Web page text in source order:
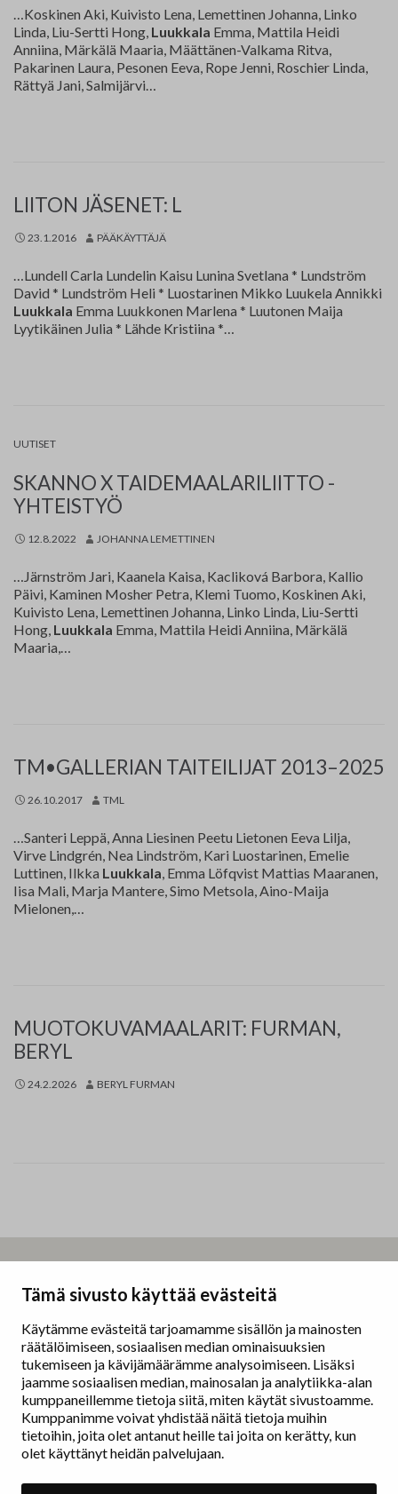
Tämä sivusto käyttää evästeitä
Käytämme evästeitä tarjoamamme sisällön ja mainosten
räätälöimiseen, sosiaalisen median ominaisuuksien
tukemiseen ja kävijämäärämme analysoimiseen. Lisäksi
jaamme sosiaalisen median, mainosalan ja analytiikka-alan
kumppaneillemme tietoja siitä, miten käytät sivustoamme.
Kumppanimme voivat yhdistää näitä tietoja muihin
tietoihin, joita olet antanut heille tai joita on kerätty, kun
olet käyttänyt heidän palvelujaan.
…Koskinen Aki, Kuivisto Lena, Lemettinen Johanna, Linko
Linda, Liu-Sertti Hong, Luukkala Emma, Mattila Heidi
Anniina, Märkälä Maaria, Määttänen-Valkama Ritva,
Pakarinen Laura, Pesonen Eeva, Rope Jenni, Roschier Linda,
Rättyä Jani, Salmijärvi…
LIITON JÄSENET: L
23.1.2016 PÄÄKÄYTTÄJÄ
…Lundell Carla Lundelin Kaisu Lunina Svetlana * Lundström
David * Lundström Heli * Luostarinen Mikko Luukela Annikki
Luukkala Emma Luukkonen Marlena * Luutonen Maija
Lyytikäinen Julia * Lähde Kristiina *…
UUTISET
SKANNO X TAIDEMAALARILIITTO -
YHTEISTYÖ
12.8.2022 JOHANNA LEMETTINEN
…Järnström Jari, Kaanela Kaisa, Kacliková Barbora, Kallio
Päivi, Kaminen Mosher Petra, Klemi Tuomo, Koskinen Aki,
Kuivisto Lena, Lemettinen Johanna, Linko Linda, Liu-Sertti
Hong, Luukkala Emma, Mattila Heidi Anniina, Märkälä
Maaria,…
TM•GALLERIAN TAITEILIJAT 2013–2025
26.10.2017 TML
…Santeri Leppä, Anna Liesinen Peetu Lietonen Eeva Lilja,
Virve Lindgrén, Nea Lindström, Kari Luostarinen, Emelie
Luttinen, Ilkka Luukkala, Emma Löfqvist Mattias Maaranen,
Iisa Mali, Marja Mantere, Simo Metsola, Aino-Maija
Mielonen,…
MUOTOKUVAMAALARIT: FURMAN,
BERYL
24.2.2026 BERYL FURMAN
N
n
Erottajankatu 9 B
00130 Helsinki
www.painters.fi
Näyttelytoiminta
tm•gallerian esittely
Muu näyttelytoiminta